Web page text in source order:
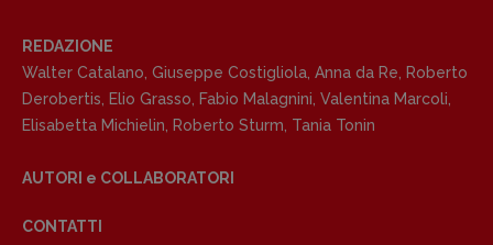
REDAZIONE
Walter Catalano Giuseppe Costigliola Anna da Re
Roberto
Derobertis
Elio Grasso Fabio Malagnini Valentina Marcoli
Elisabetta Michielin
Roberto Sturm Tania Tonin
AUTORI e COLLABORATORI
CONTATTI